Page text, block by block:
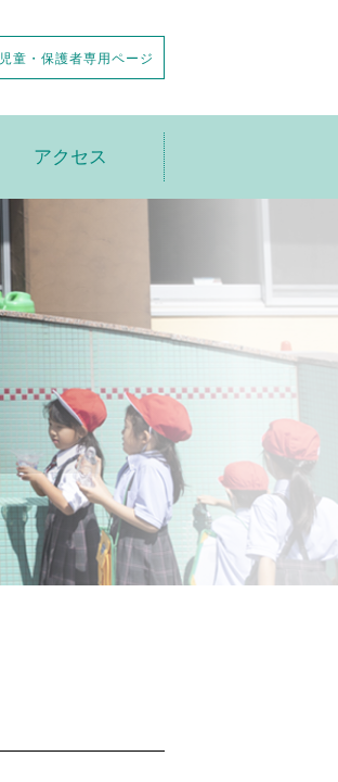
児童・保護者専用ページ
アクセス